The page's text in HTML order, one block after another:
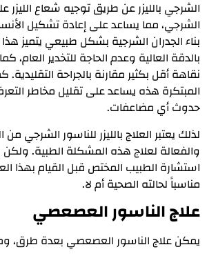
الشرجي بالليزر عن طريق توجيه شعاع
الشرجي، مما يساعد على إعادة تشكيل
بناء الجدران الشرجية بشكل طبيعي يتميز
بالدقة العالية وعدم الحاجة للتخدير العام،
نقاهة أقل بكثير مقارنة بالجراحة التقليدية.
المبتكرة هذه يساعد على تقليل مخاطر
حدوث أي مضاعفات.
لذلك يعتبر العلاج بالليزر للناسور الشرجي
والفعالة لعلاج هذه المشكلة الطبية.
استشارة الطبيب المختص قبل القيام بهذا
مناسباً لحالته الصحية أم لا.
علاج الناسور العصعصي
يمكن علاج الناسور العصعصي بعدة طرق،